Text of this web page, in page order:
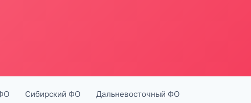
Сибирский ФО Дальневосточный ФО